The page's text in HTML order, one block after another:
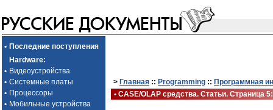
• Последние поступления
Hardware:
• Видеоустройства
• Системные платы
• Процессоры
• Мобильные устройства
> Главная :: Programming :: Программная
• CASE/OLAP средства. Статьи. Страница 5: